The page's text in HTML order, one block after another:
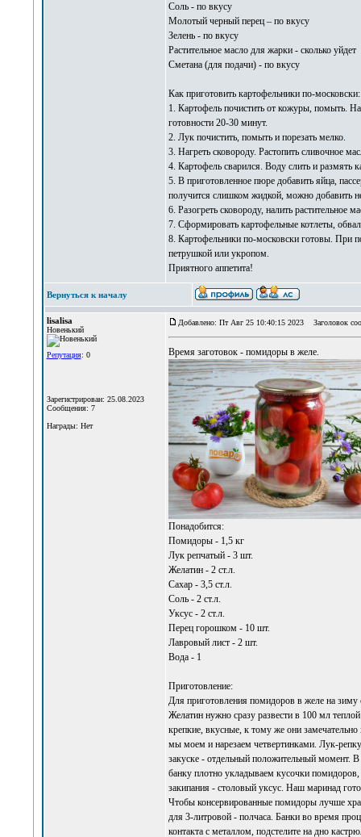
Соль - по вкусу
Молотый черный перец – по вкусу
Зелень - по вкусу
Растительное масло для жарки - сколько уйдет
Сметана (для подачи) - по вкусу
Как приготовить картофельники по-московски:
1. Картофель почистить от кожуры, помыть.
готовности 20-30 минут.
2. Лук почистить, помыть и порезать мелко.
3. Нагреть сковороду. Растопить сливочное
4. Картофель сварился. Воду слить и размять
5. В приготовленное пюре добавить яйца,
получится слишком жидкой, можно добавить
6. Разогреть сковороду, налить растительное
7. Сформировать картофельные котлеты,
8. Картофельники по-московски готовы. При
петрушкой или укропом.
Приятного аппетита!
Вернуться к началу
lisalisa
Новенький
Репутация: 0
Зарегистрирован: 25.08.2023
Сообщения: 7
Награды: Нет
Добавлено: Пт Авг 25 10:40:15 2023 Заголовок
Время заготовок - помидоры в желе.
Понадобится:
Помидоры - 1,5 кг
Лук репчатый - 3 шт.
Желатин - 2 ст.л.
Сахар - 3,5 ст.л.
Соль - 2 ст.л.
Уксус - 2 ст.л.
Перец горошком - 10 шт.
Лавровый лист - 2 шт.
Вода - 1
Приготовление:
Для приготовления помидоров в желе на зиму
Желатин нужно сразу развести в 100 мл
крепкие, вкусные, к тому же они
мы моем и нарезаем четвертинками. Лук-
закуске - отдельный положительный момент.
банку плотно укладываем кусочки
закипания - столовый уксус. Наш маринад
Чтобы консервированные помидоры лучше
для 3-литровой - полчаса. Банки во время
контакта с металлом, подстелите на дно